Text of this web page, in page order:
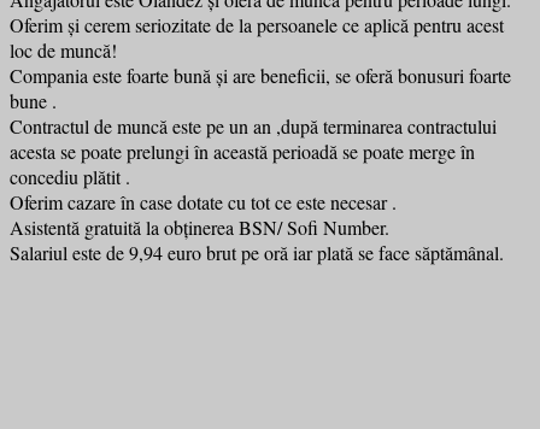
Oferim și cerem seriozitate de la persoanele ce aplică pentru acest
loc de muncă!
Compania este foarte bună și are beneficii, se oferă bonusuri foarte
bune .
Contractul de muncă este pe un an ,după terminarea contractului
acesta se poate prelungi în această perioadă se poate merge în
concediu plătit .
Oferim cazare în case dotate cu tot ce este necesar .
Asistentă gratuită la obținerea BSN/ Sofi Number.
Salariul este de 9,94 euro brut pe oră iar plată se face săptămânal.